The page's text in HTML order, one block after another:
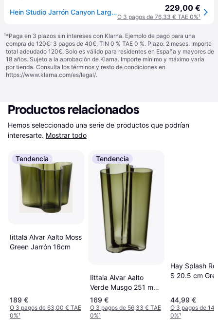
Hein Studio Jarrón Canyon Large 23 cm Verde 229,00 €
O 3 pagos de 76,33 € TAE 0%¹
¹*Paga en 3 plazos sin intereses con Klarna. Ejemplo de pago para una
compra de 120€: 3 pagos de 40€, TIN 0 % TAE 0 %. Plazo: 2 meses. Importe
total adeudado 120€. Solo es válido para residentes en España y mayores de
18 años. Sujeto a la aprobación de Klarna. Importe mínimo y máximo varía
por tienda. Consulta los términos y resto de condiciones en
https://www.klarna.com/es/legal/.
Productos relacionados
Hemos seleccionado una serie de productos que podrían
interesarte. Mostrar todo
Tendencia
Iittala Alvar Aalto Moss
Green Jarrón 16cm
189 €
O 3 pagos de 63,00 € TAE
0%¹
Tendencia
Iittala Alvar Aalto
Verde Musgo 251 mm
Jarrón 25.1cm
169 €
O 3 pagos de 56,33 € TAE
0%¹
Hay Splash
S 20.5 cm
44,99 €
O 3 pagos de
0%¹